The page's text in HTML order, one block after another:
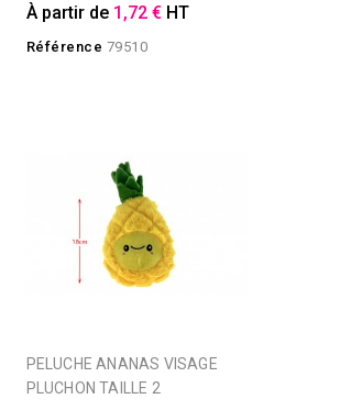
À partir de 1,72 € HT
Référence 79510
PELUCHE ANANAS VISAGE
PLUCHON TAILLE 2